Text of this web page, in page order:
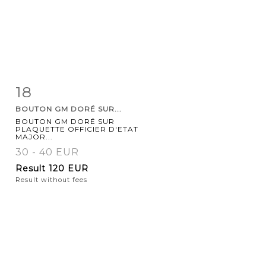
Item detail
18
BOUTON GM DORÉ SUR...
BOUTON GM DORÉ SUR
PLAQUETTE OFFICIER D'ETAT
MAJOR...
30 - 40 EUR
Result 120 EUR
Result without fees